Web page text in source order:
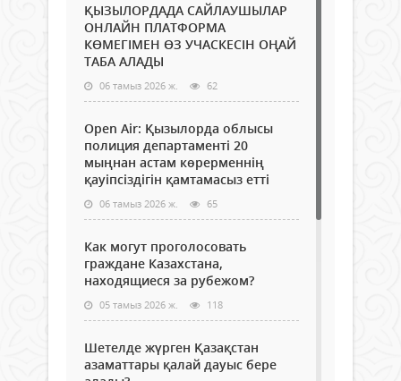
ҚЫЗЫЛОРДАДА САЙЛАУШЫЛАР
ОНЛАЙН ПЛАТФОРМА
КӨМЕГІМЕН ӨЗ УЧАСКЕСІН ОҢАЙ
ТАБА АЛАДЫ
06 тамыз 2026 ж. 62
Open Air: Қызылорда облысы
полиция департаменті 20
мыңнан астам көрерменнің
қауіпсіздігін қамтамасыз етті
06 тамыз 2026 ж. 65
Как могут проголосовать
граждане Казахстана,
находящиеся за рубежом?
05 тамыз 2026 ж. 118
Шетелде жүрген Қазақстан
азаматтары қалай дауыс бере